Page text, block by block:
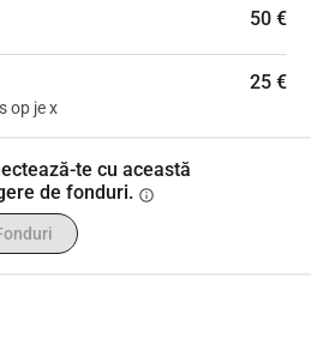
50 €
25 €
op je x
te cu această
de fonduri. info